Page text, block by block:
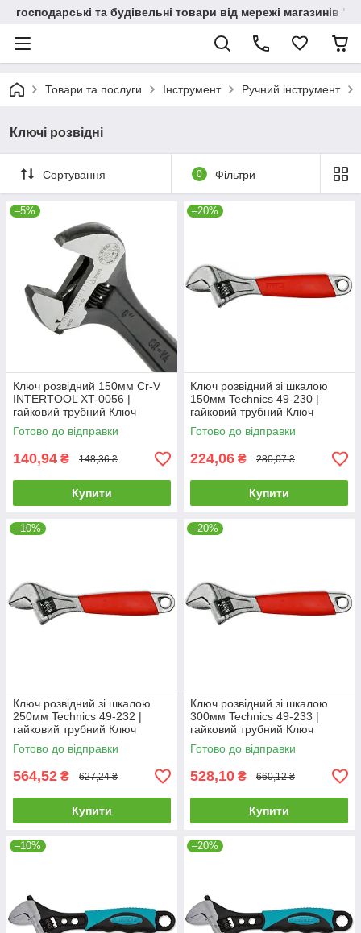
господарські та будівельні товари від мережі магазинів
Товари та послуги Інструмент Ручний інструмент
Ключі розвідні
Сортування 0 Фільтри
–5%
Ключ розвідний 150мм Cr-V
INTERTOOL XT-0056 |
гайковий трубний Ключ
разводной
Готово до відправки
140,94 ₴ 148,36 ₴
Купити
–20%
Ключ розвідний зі шкалою
150мм Technics 49-230 |
гайковий трубний Ключ
разводной со шкалой 150мм
Technics
Готово до відправки
224,06 ₴ 280,07 ₴
Купити
–10%
Ключ розвідний зі шкалою
250мм Technics 49-232 |
гайковий трубний Ключ
разводной со шкалой 250мм
Technics
Готово до відправки
564,52 ₴ 627,24 ₴
Купити
–20%
Ключ розвідний зі шкалою
300мм Technics 49-233 |
гайковий трубний Ключ
разводной со шкалой 300мм
Technics
Готово до відправки
528,10 ₴ 660,12 ₴
Купити
–10% –20%